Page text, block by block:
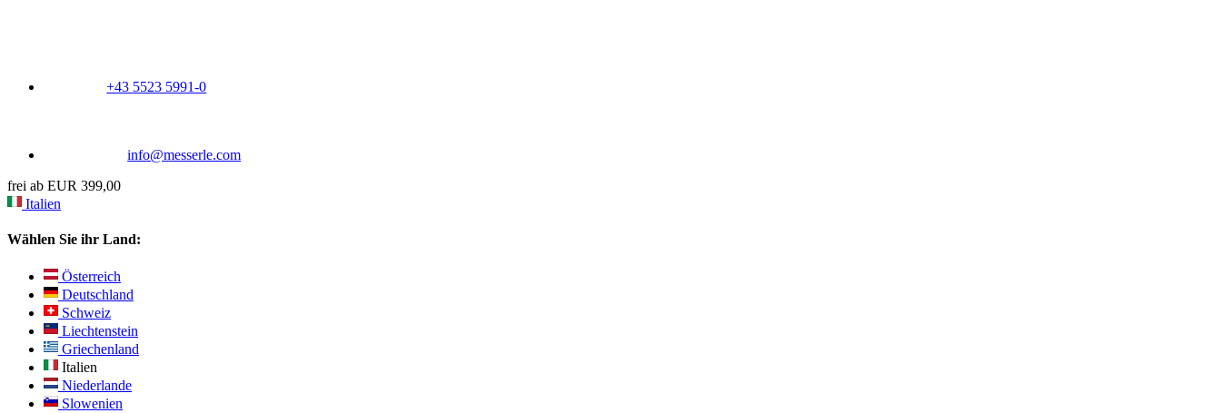
+43 5523 5991-0
info@messerle.com
frei ab EUR 399,00
Italien
Wählen Sie ihr Land:
Österreich
Deutschland
Schweiz
Liechtenstein
Griechenland
Italien
Niederlande
Slowenien